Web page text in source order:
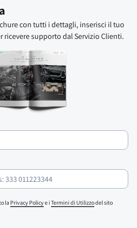
con tutti i dettagli, inserisci il tuo
supporto dal Servizio Clienti.
la Privacy Policye i Termini di Utilizzodel sito